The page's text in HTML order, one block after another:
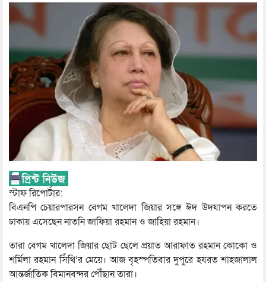
স্টাফ রিপোর্টার:
বিএনপি চেয়ারপারসন বেগম খালেদা জিয়ার সঙ্গে ঈদ উদযাপন করতে
ঢাকায় এসেছেন নাতনি জাফিয়া রহমান ও জাহিয়া রহমান।
তারা বেগম খালেদা জিয়ার ছোট ছেলে প্রয়াত আরাফাত রহমান কোকো ও
শর্মিলা রহমান সিঁথি’র মেয়ে। আজ বৃহস্পতিবার দুপুরে হযরত শাহজালাল
আন্তর্জাতিক বিমানবন্দর পৌঁছান তারা।